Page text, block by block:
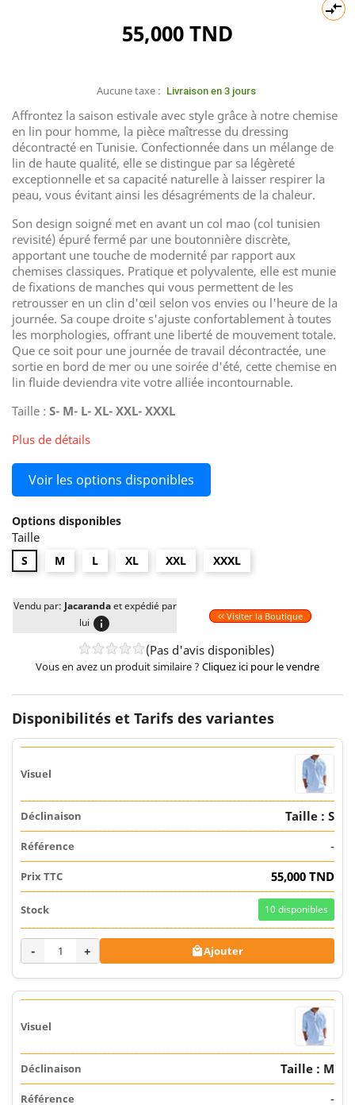

55,000 TND
Aucune taxe : Livraison en 3 jours
Affrontez la saison estivale avec style grâce à notre chemise
en lin pour homme, la pièce maîtresse du dressing
décontracté en Tunisie. Confectionnée dans un mélange de
lin de haute qualité, elle se distingue par sa légèreté
exceptionnelle et sa capacité naturelle à laisser respirer la
peau, vous évitant ainsi les désagréments de la chaleur.
Son design soigné met en avant un col mao (col tunisien
revisité) épuré fermé par une boutonnière discrète,
apportant une touche de modernité par rapport aux
chemises classiques. Pratique et polyvalente, elle est munie
de fixations de manches qui vous permettent de les
retrousser en un clin d'œil selon vos envies ou l'heure de la
journée. Sa coupe droite s'ajuste confortablement à toutes
les morphologies, offrant une liberté de mouvement totale.
Que ce soit pour une journée de travail décontractée, une
sortie en bord de mer ou une soirée d'été, cette chemise en
lin fluide deviendra vite votre alliée incontournable.
Taille : S- M- L- XL- XXL- XXXL
Plus de détails
Voir les options disponibles
Options disponibles
Taille
S M L XL XXL XXXL
Vendu par: Jacaranda et expédié par
lui info Visiter la Boutique
(Pas d'avis disponibles)
Vous en avez un produit similaire ? Cliquez ici pour le vendre
Disponibilités et Tarifs des variantes
Taille : S
-
55,000 TND
10 disponibles
- + Ajouter
Taille : M
-